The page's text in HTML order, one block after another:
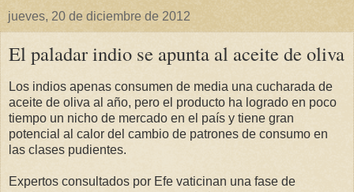
jueves, 20 de diciembre de 2012
El paladar indio se apunta al aceite de oliva
Los indios apenas consumen de media una cucharada de
aceite de oliva al año, pero el producto ha logrado en poco
tiempo un nicho de mercado en el país y tiene gran
potencial al calor del cambio de patrones de consumo en
las clases pudientes.
Expertos consultados por Efe vaticinan una fase de